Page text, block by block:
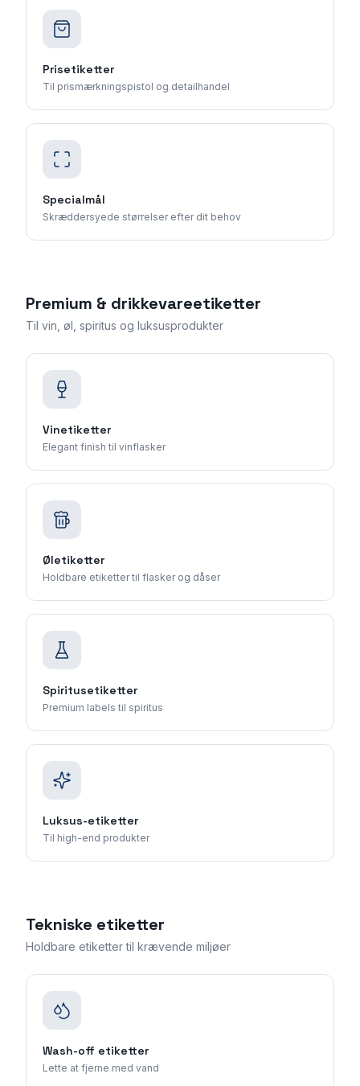
Prisetiketter
Til prismærkningspistol og detailhandel
Specialmål
Skræddersyede størrelser efter dit behov
Premium & drikkevareetiketter
Til vin, øl, spiritus og luksusprodukter
Vinetiketter
Elegant finish til vinflasker
Øletiketter
Holdbare etiketter til flasker og dåser
Spiritusetiketter
Premium labels til spiritus
Luksus-etiketter
Til high-end produkter
Tekniske etiketter
Holdbare etiketter til krævende miljøer
Wash-off etiketter
Lette at fjerne med vand